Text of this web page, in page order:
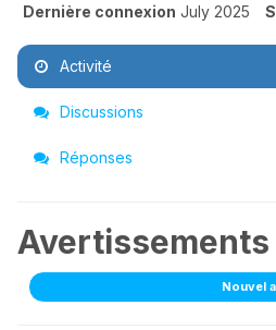
Dernière connexion July 2025
Activité
Discussions
Réponses
Avertissements
Nouvel